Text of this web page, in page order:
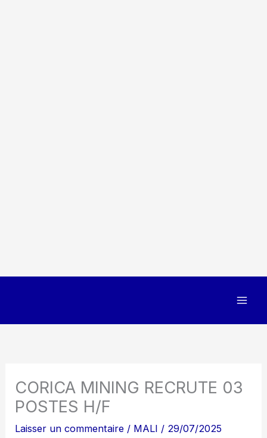
CORICA MINING RECRUTE 03
POSTES H/F
Laisser un commentaire / MALI / 29/07/2025